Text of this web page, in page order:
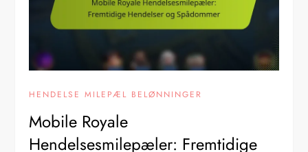
HENDELSE MILEPÆL BELØNNINGER
Mobile Royale
Hendelsesmilepæler: Fremtidige